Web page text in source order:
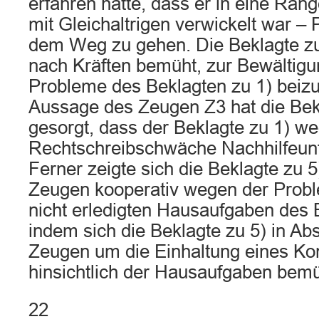
mit Gleichaltrigen verwickelt war –
dem Weg zu gehen. Die Beklagte
nach Kräften bemüht, zur
Probleme des Beklagten zu 1)
Aussage des Zeugen Z3 hat die
gesorgt, dass der Beklagte zu 1)
Rechtschreibschwäche
Ferner zeigte sich die Beklagte zu
Zeugen kooperativ wegen der
nicht erledigten Hausaufgaben des
indem sich die Beklagte zu 5) in
Zeugen um die Einhaltung eines
hinsichtlich der Hausaufgaben
22